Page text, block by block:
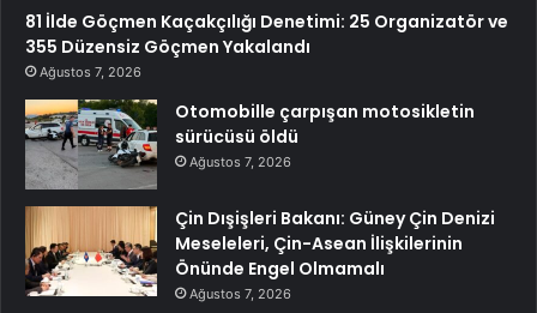
81 İlde Göçmen Kaçakçılığı Denetimi: 25 Organizatör ve
355 Düzensiz Göçmen Yakalandı
Ağustos 7, 2026
Otomobille çarpışan motosikletin
sürücüsü öldü
Ağustos 7, 2026
Çin Dışişleri Bakanı: Güney Çin Denizi
Meseleleri, Çin-Asean İlişkilerinin
Önünde Engel Olmamalı
Ağustos 7, 2026